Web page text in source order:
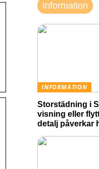
Information
INFORMATION
Storstädning i
visning eller
detalj påverkar